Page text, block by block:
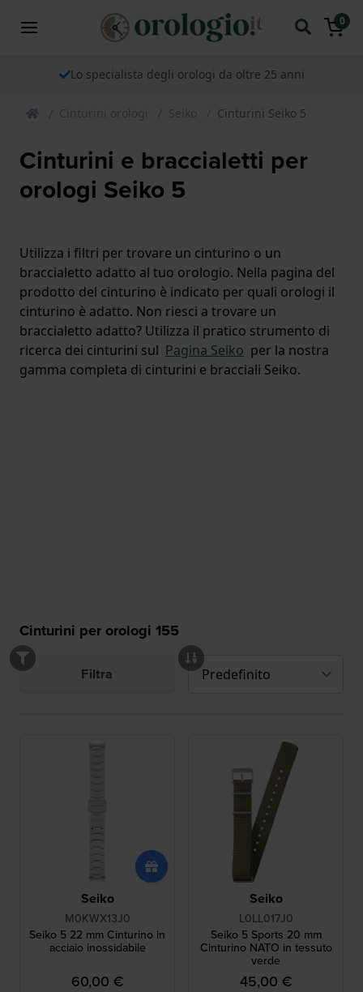
0
Lo specialista degli orologi da oltre 25 anni
Cinturini orologi Seiko Cinturini Seiko 5
Cinturini e braccialetti per
orologi Seiko 5
Utilizza i filtri per trovare un cinturino o un
braccialetto adatto al tuo orologio. Nella pagina del
prodotto del cinturino è indicato per quali orologi il
cinturino è adatto. Non riesci a trovare un
braccialetto adatto? Utilizza il pratico strumento di
ricerca dei cinturini sul Pagina Seiko per la nostra
gamma completa di cinturini e bracciali Seiko.
Cinturini per orologi 155
Filtra
Seiko
M0KWX13J0
Seiko 5 22 mm Cinturino in
acciaio inossidabile
60,00 €
Seiko
L0LL017J0
Seiko 5 Sports 20 mm
Cinturino NATO in tessuto
verde
45,00 €